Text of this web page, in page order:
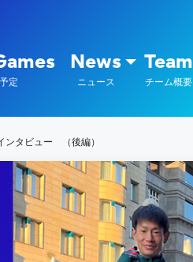
定
News
ニュース
Team
チーム概要
タビュー （後編）